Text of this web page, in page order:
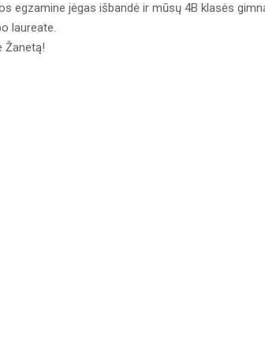
egzamine jėgas išbandė ir mūsų 4B klasės
laureate.
Žanetą!